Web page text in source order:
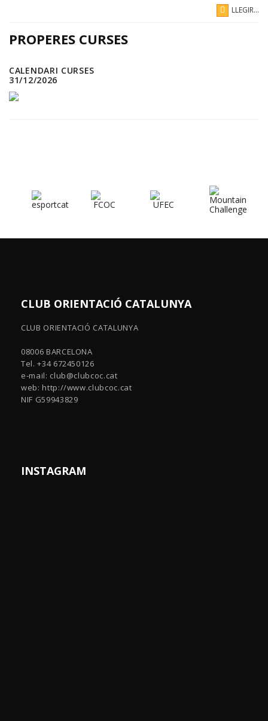
LLEGIR...
PROPERES CURSES
CALENDARI CURSES
31/12/2026
CLUB ORIENTACIÓ CATALUNYA
CLUB ORIENTACIÓ CATALUNYA
08006 BARCELONA
Tel. +34 672450126
e-mail: club@clubcoc.cat
web: http://www.clubcoc.cat
NIF G59943829
INSTAGRAM